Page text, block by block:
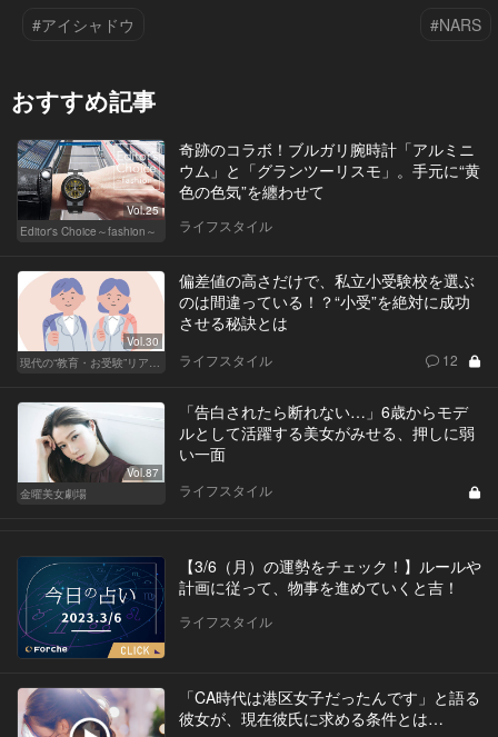
#アイシャドウ #NARS
おすすめ記事
Vol.25
Editor's Choice～fashion～
奇跡のコラボ！ブルガリ腕時計「アルミニ
ウム」と「グランツーリスモ」。手元に“黄
色の色気”を纏わせて
ライフスタイル
Vol.30
現代の“教育・お受験”リアルドキュメント
偏差値の高さだけで、私立小受験校を選ぶ
のは間違っている！？“小受”を絶対に成功
させる秘訣とは
ライフスタイル 12
Vol.87
金曜美女劇場
「告白されたら断れない…」6歳からモデ
ルとして活躍する美女がみせる、押しに弱
い一面
ライフスタイル
【3/6（月）の運勢をチェック！】ルールや
計画に従って、物事を進めていくと吉！
ライフスタイル
「CA時代は港区女子だったんです」と語る
彼女が、現在彼氏に求める条件とは…